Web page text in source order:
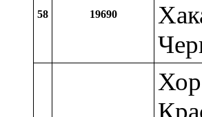
58 19690